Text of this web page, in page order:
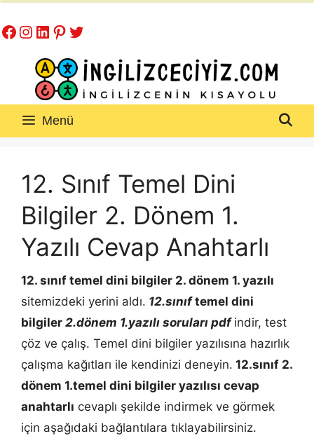
atla
Facebook
Instagram
LinkedIn
Pinterest
Twitter
Menü
12. Sınıf Temel Dini
Bilgiler 2. Dönem 1.
Yazılı Cevap Anahtarlı
12. sınıf temel dini bilgiler 2. dönem 1. yazılı
sitemizdeki yerini aldı. 12.sınıftemel dini
bilgiler 2.dönem 1.yazılı soruları pdf indir, test
çöz ve çalış. Temel dini bilgiler yazılısına hazırlık
çalışma kağıtları ile kendinizi deneyin. 12.sınıf 2.
dönem 1.temel dini bilgiler yazılısı cevap
anahtarlı cevaplı şekilde indirmek ve görmek
için aşağıdaki bağlantılara tıklayabilirsiniz.